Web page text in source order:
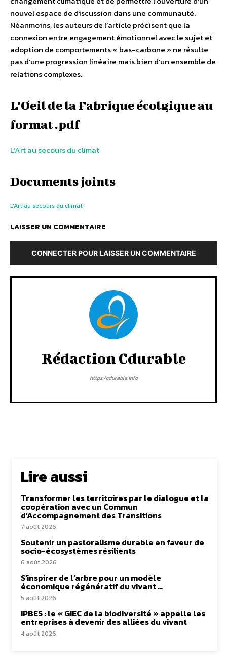
nouvel espace de discussion dans une communauté.
Néanmoins, les auteurs de l’article précisent que la
connexion entre engagement émotionnel avec le sujet et
adoption de comportements « bas-carbone » ne résulte
pas d’une progression linéaire mais bien d’un ensemble de
relations complexes.
L’Oeil de la Fabrique écolgique au
format .pdf
L’Art au secours du climat
Documents joints
L’Art au secours du climat
LAISSER UN COMMENTAIRE
CONNECTER POUR LAISSER UN COMMENTAIRE
Rédaction Cdurable
https:/cdurable.info
Lire aussi
Transformer les territoires par le dialogue et la
coopération avec un Commun
d’Accompagnement des Transitions
7 août 2026
Soutenir un pastoralisme durable en faveur de
socio-écosystèmes résilients
6 août 2026
S’inspirer de l’arbre pour un modèle
économique régénératif du vivant …
5 août 2026
IPBES : le « GIEC de la biodiversité » appelle les
entreprises à devenir des alliées du vivant
4 août 2026